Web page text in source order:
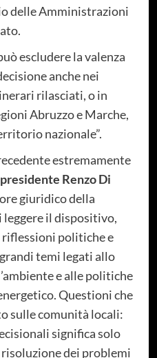
delle Amministrazioni
escludere la valenza
anche nei
rilasciati, o in
Abruzzo e Marche,
nazionale”.
estremamente
Renzo Di
giuridico della
leggere il dispositivo,
politiche e
temi legati allo
e alle politiche
Questioni che
sulle comunità locali:
significa solo
dei problemi